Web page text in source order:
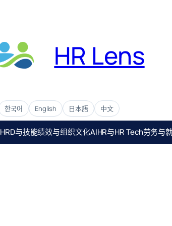
HR Lens
한국어 English 日本語 中文
HRD与技能绩效与组织文化AIHR与HR Tech劳务与